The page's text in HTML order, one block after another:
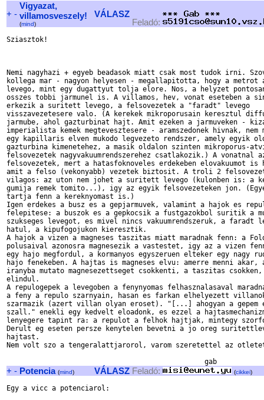
+ -
Vigyazat,
villamosveszely!
(mind)
VÁLASZ
Feladó:
Sziasztok!
Nemi nagyhazi + egyeb beadasok miatt csak most tudok irni.
kollega mar - nagyon helyesen - megallapitotta, hogy a
levego, mint egy dugattyut tolja elore. Nos, a helyzet
osszes tobbi jarmunel is. A villamos, hev, vonat eseteben a
erkezik a suritett levego, a felsovezetek a "faradt" levego
visszavezetesere valo. (A kerekek mikroporusain keresztul
jarmube, ahol gazturbinat hajt. Amit ezeken a jarmuveken -
imperialista kemek megtevesztesere - aramszedonek hivnak, nem
egy kapillaris elven mukodo legvezeto rendszer, amely egyik
gazturbina kimenetehez, a masik oldalon szinten mikroporus-
felsovezetek nagyvakuumrendszerehez csatlakozik.) A vonatnal
felsovezetek, mert a hatasfoknoveles erdekeben elovakuumot is
amit a felso (vekonyabb) vezetek biztosit. A troli 2
vilagos: az uton nem johet a suritett levego (kulonben is: a
gumija remek tomito...), igy az egyik felsovezeteken jon.
tartja fenn a kereknyomast is.)
Igen erdekes a busz es a gepjarmuvek, valamint a hajok es
felepitese: a buszok es a gepkocsik a fustgazokbol suritik a
szukseges levegot, es mivel nincs vakuumrendszeruk, a faradt
hatul, a kipufogojukon kieresztik.
A hajok a vizen a magneses taszitas miatt maradnak fenn: a Fold
polusaival azonosra magnesezik a vastestet, igy az a vizen
egy hajo megfordul, a kormanyos egyszeruen elteker egy nagy
hajo fenekeben. A hajtas is magneses elvu: amerre menni akar,
iranyba mutato magnesezettseget csokkenti, a taszitas
elindul.
A repulogepek a levegoben a fenynyomas felhasznalasaval
a feny a repulo szarnyain, hasan es farkan elhelyezett
szarmazik (azert villan olyan eroset). "[...] ahogyan a gepem
szall." enekli egy kedvelt eloadonk, es ezzel a
lenyegere tapint ra: a repulot a felhok hajtjak, mintegy
Derult eg eseten persze kenytelen bevetni a jo oreg
hajtast.
Nem volt szo a tengeralattjarorol, varom szeretettel az
+ - Potencia (mind) VÁLASZ Feladó: (cikkei)
Egy a vicc a potenciarol: